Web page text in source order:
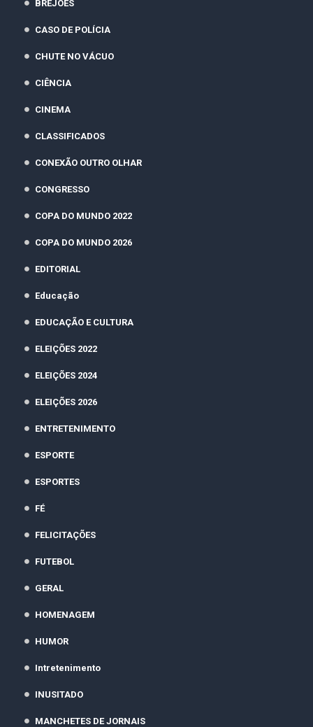
BREJÕES
CASO DE POLÍCIA
CHUTE NO VÁCUO
CIÊNCIA
CINEMA
CLASSIFICADOS
CONEXÃO OUTRO OLHAR
CONGRESSO
COPA DO MUNDO 2022
COPA DO MUNDO 2026
EDITORIAL
Educação
EDUCAÇÃO E CULTURA
ELEIÇÕES 2022
ELEIÇÕES 2024
ELEIÇÕES 2026
ENTRETENIMENTO
ESPORTE
ESPORTES
FÉ
FELICITAÇÕES
FUTEBOL
GERAL
HOMENAGEM
HUMOR
Intretenimento
INUSITADO
MANCHETES DE JORNAIS